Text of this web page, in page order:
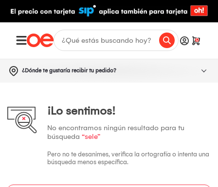
0
¿Dónde te gustaría recibir tu pedido?
¡Lo sentimos!
No encontramos ningún resultado para tu
búsqueda “sele”
Pero no te desanimes, verifica la ortografía o intenta una
búsqueda menos específica.